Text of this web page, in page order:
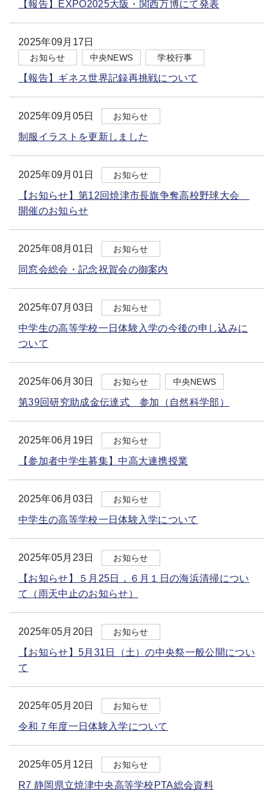
【報告】EXPO2025大阪・関西万博にて発表
2025年09月17日
お知らせ 中央NEWS 学校行事
【報告】ギネス世界記録再挑戦について
2025年09月05日 お知らせ
制服イラストを更新しました
2025年09月01日 お知らせ
【お知らせ】第12回焼津市長旗争奪高校野球大会
開催のお知らせ
2025年08月01日 お知らせ
同窓会総会・記念祝賀会の御案内
2025年07月03日 お知らせ
中学生の高等学校一日体験入学の今後の申し込みに
ついて
2025年06月30日 お知らせ 中央NEWS
第39回研究助成金伝達式 参加（自然科学部）
2025年06月19日 お知らせ
【参加者中学生募集】中高大連携授業
2025年06月03日 お知らせ
中学生の高等学校一日体験入学について
2025年05月23日 お知らせ
【お知らせ】５月25日，６月１日の海浜清掃につい
て（雨天中止のお知らせ）
2025年05月20日 お知らせ
【お知らせ】5月31日（土）の中央祭一般公開につい
て
2025年05月20日 お知らせ
令和７年度一日体験入学について
2025年05月12日 お知らせ
R7 静岡県立焼津中央高等学校PTA総会資料